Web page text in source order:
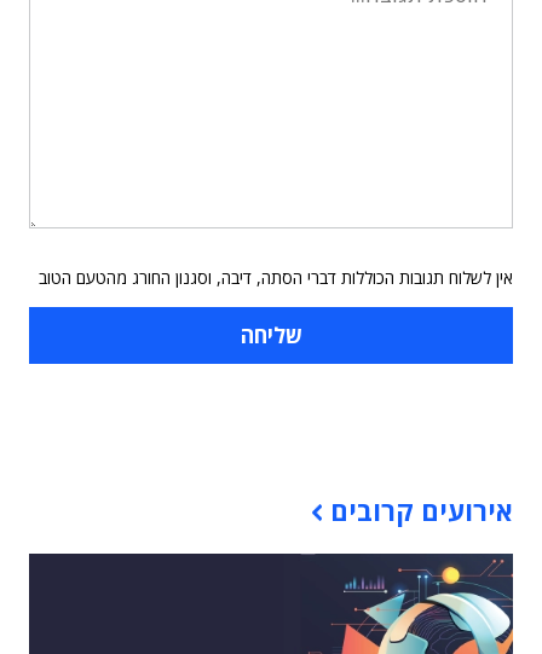
אין לשלוח תגובות הכוללות דברי הסתה, דיבה, וסגנון החורג מהטעם הטוב
אירועים קרובים